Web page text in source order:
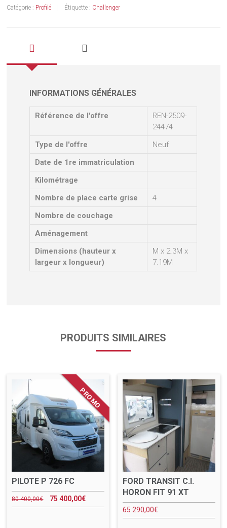
Catégorie : Profilé Étiquette : Challenger
INFORMATIONS GÉNÉRALES
Référence de l'offre
REN-2509-
24474
Type de l'offre
Neuf
Date de 1re immatriculation
Kilométrage
Nombre de place carte grise
4
Nombre de couchage
Aménagement
Dimensions (hauteur x
largeur x longueur)
M x 2.3M x
7.19M
PRODUITS SIMILAIRES
PILOTE P 726 FC
80 400,00€ 75 400,00€
FORD TRANSIT C.I.
HORON FIT 91 XT
65 290,00€